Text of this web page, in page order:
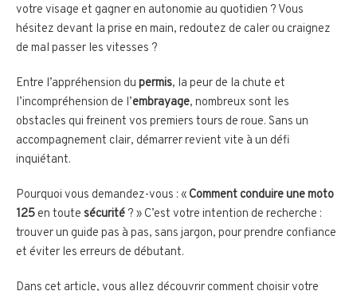
votre visage et gagner en autonomie au quotidien ? Vous
hésitez devant la prise en main, redoutez de caler ou craignez
de mal passer les vitesses ?
Entre l’appréhension du permis, la peur de la chute et
l’incompréhension de l’embrayage, nombreux sont les
obstacles qui freinent vos premiers tours de roue. Sans un
accompagnement clair, démarrer revient vite à un défi
inquiétant.
Pourquoi vous demandez-vous : « Comment conduire une moto
125 en toute sécurité ? » C’est votre intention de recherche :
trouver un guide pas à pas, sans jargon, pour prendre confiance
et éviter les erreurs de débutant.
Dans cet article, vous allez découvrir comment choisir votre